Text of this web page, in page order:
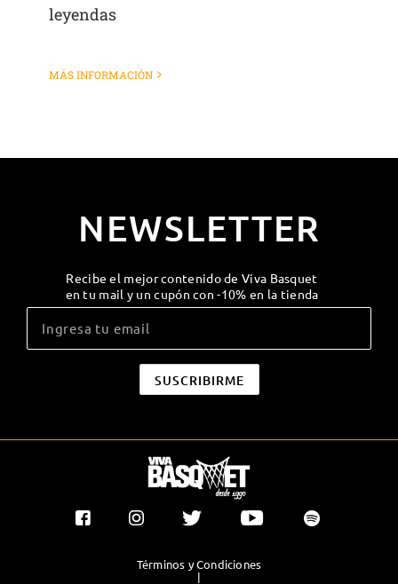
leyendas
MÁS INFORMACIÓN
NEWSLETTER
Recibe el mejor contenido de Viva Basquet
en tu mail y un cupón con -10% en la tienda
Términos y Condiciones
|